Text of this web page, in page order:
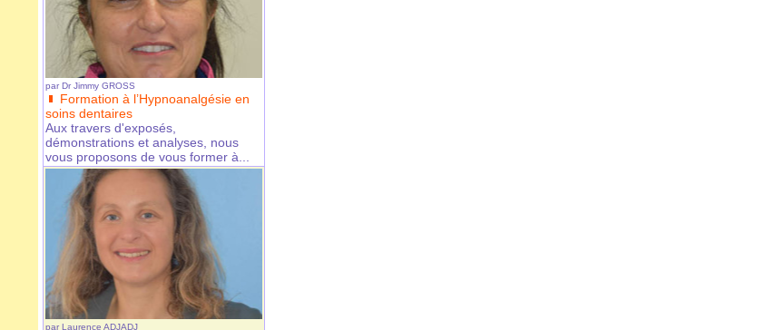
par Dr Jimmy GROSS
Formation à l’Hypnoanalgésie en
soins dentaires
Aux travers d'exposés,
démonstrations et analyses, nous
vous proposons de vous former à...
par Laurence ADJADJ